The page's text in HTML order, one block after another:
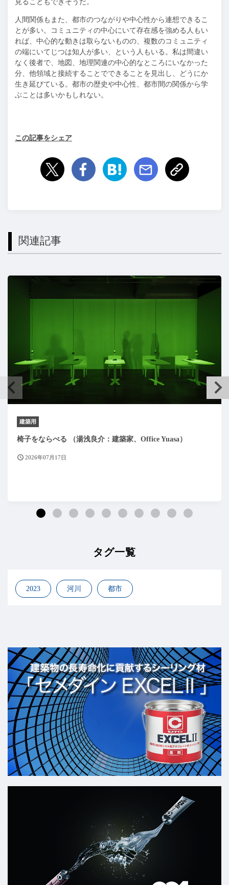
見ることもできそうだ。
人間関係もまた、都市のつながりや中心性から連想できるこ
とが多い。コミュニティの中心にいて存在感を強める人もい
れば、中心的な動きは取らないものの、複数のコミュニティ
の端にいてじつは知人が多い、という人もいる。私は間違い
なく後者で、地図、地理関連の中心的なところにいなかった
分、他領域と接続することでできることを見出し、どうにか
生き延びている。都市の歴史や中心性、都市間の関係から学
ぶことは多いかもしれない。
この記事をシェア
関連記事
建築用
椅子をならべる （湯浅良介：建築家、Office Yuasa）
2026年07月17日
タグ一覧
2023 河川 都市